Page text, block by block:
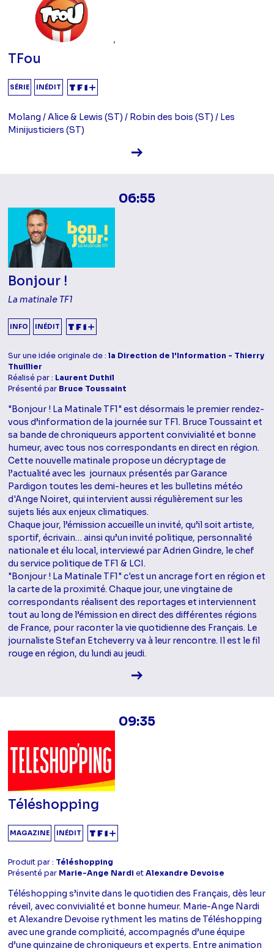
TFou
SÉRIE INÉDIT
Molang / Alice & Lewis (ST) / Robin des bois (ST) / Les
Minijusticiers (ST)
Voir la fiche diffusion
06:55
Bonjour !
La matinale TF1
INFO INÉDIT
Sur une idée originale de :la Direction de l'Information - Thierry
Thuillier
Réalisé par : Laurent Duthil
Présenté par Bruce Toussaint
"Bonjour ! La Matinale TF1" est désormais le premier rendez-
vous d’information de la journée sur TF1. Bruce Toussaint et
sa bande de chroniqueurs apportent convivialité et bonne
humeur, avec tous nos correspondants en direct en région.
Cette nouvelle matinale propose un décryptage de
l’actualité avec les journaux présentés par Garance
Pardigon toutes les demi-heures et les bulletins météo
d'Ange Noiret, qui intervient aussi régulièrement sur les
sujets liés aux enjeux climatiques.
Chaque jour, l’émission accueille un invité, qu’il soit artiste,
sportif, écrivain… ainsi qu’un invité politique, personnalité
nationale et élu local, interviewé par Adrien Gindre, le chef
du service politique de TF1 & LCI.
"Bonjour ! La Matinale TF1" c'est un ancrage fort en région et
la carte de la proximité. Chaque jour, une vingtaine de
correspondants réalisent des reportages et interviennent
tout au long de l’émission en direct des différentes régions
de France, pour raconter la vie quotidienne des Français. Le
journaliste Stefan Etcheverry va à leur rencontre. Il est le fil
rouge en région, du lundi au jeudi.
Voir la fiche diffusion
09:35
Téléshopping
MAGAZINE INÉDIT
Produit par : Téléshopping
Présenté par Marie-Ange Nardi etAlexandre Devoise
Téléshopping s’invite dans le quotidien des Français, dès leur
réveil, avec convivialité et bonne humeur. Marie-Ange Nardi
et Alexandre Devoise rythment les matins de Téléshopping
avec une grande complicité, accompagnés d’une équipe
d’une quinzaine de chroniqueurs et experts. Entre animation